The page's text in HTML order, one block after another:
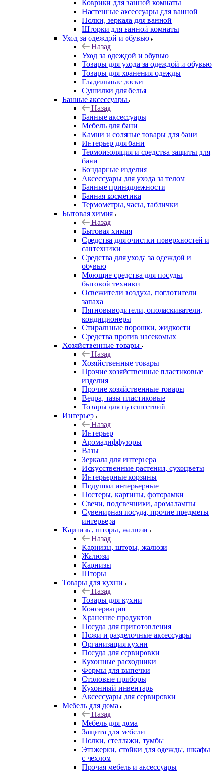
Коврики для ванной комнаты
Настенные аксессуары для ванной
Полки, зеркала для ванной
Шторки для ванной комнаты
Уход за одеждой и обувью
Назад
Уход за одеждой и обувью
Товары для ухода за одеждой и обувью
Товары для хранения одежды
Гладильные доски
Сушилки для белья
Банные аксессуары
Назад
Банные аксессуары
Мебель для бани
Камни и соляные товары для бани
Интерьер для бани
Термоизоляция и средства защиты для
бани
Бондарные изделия
Аксеcсуары для ухода за телом
Банные принадлежности
Банная косметика
Термометры, часы, таблички
Бытовая химия
Назад
Бытовая химия
Средства для очистки поверхностей и
сантехники
Средства для ухода за одеждой и
обувью
Моющие средства для посуды,
бытовой техники
Освежители воздуха, поглотители
запаха
Пятновыводители, ополаскиватели,
кондиционеры
Стиральные порошки, жидкости
Средства против насекомых
Хозяйственные товары
Назад
Хозяйственные товары
Прочие хозяйственные пластиковые
изделия
Прочие хозяйственные товары
Ведра, тазы пластиковые
Товары для путешествий
Интерьер
Назад
Интерьер
Аромадиффузоры
Вазы
Зеркала для интерьера
Искусственные растения, сухоцветы
Интерьерные корзины
Подушки интерьерные
Постеры, картины, фоторамки
Свечи, подсвечники, аромалампы
Сувенирная посуда, прочие предметы
интерьера
Карнизы, шторы, жалюзи
Назад
Карнизы, шторы, жалюзи
Жалюзи
Карнизы
Шторы
Товары для кухни
Назад
Товары для кухни
Консервация
Хранение продуктов
Посуда для приготовления
Ножи и разделочные аксессуары
Организация кухни
Посуда для сервировки
Кухонные расходники
Формы для выпечки
Столовые приборы
Кухонный инвентарь
Аксессуары для сервировки
Мебель для дома
Назад
Мебель для дома
Защита для мебели
Полки, стеллажи, тумбы
Этажерки, стойки для одежды, шкафы
с чехлом
Прочая мебель и аксессуары